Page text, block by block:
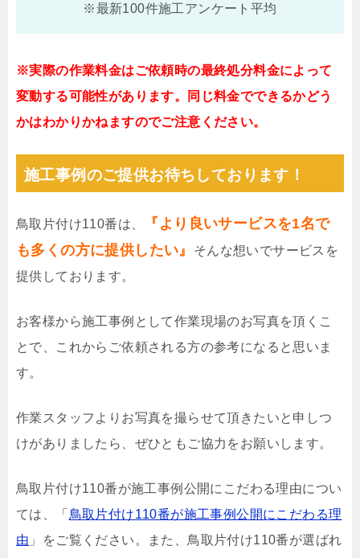
※最新100件施工アンケート平均
※実際の作業料金はご依頼時の最終処分料金によって
変動する可能性があります。同じ料金でできるかどう
かはわかりかねますのでご注意ください。
施工事例のご提供お待ちしております！
鳥取片付け110番は、
『より良いサービスを1名で
も多くの方に提供したい』
そんな想いでサービスを
提供しております。
お客様から施工事例として作業現場のお写真を頂くこ
とで、これからご依頼される方の参考になると思いま
す。
作業スタッフよりお写真を撮らせて頂きたいと申しつ
けがありましたら、ぜひともご協力をお願いします。
鳥取片付け110番が施工事例公開にこだわる理由につい
ては、「 鳥取片付け110番が施工事例公開にこだわる理
由 」をご覧ください。また、鳥取片付け110番が選ばれ